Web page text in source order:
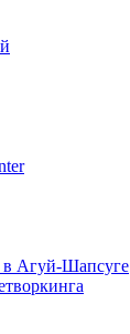
в Агуй-Шапсуге